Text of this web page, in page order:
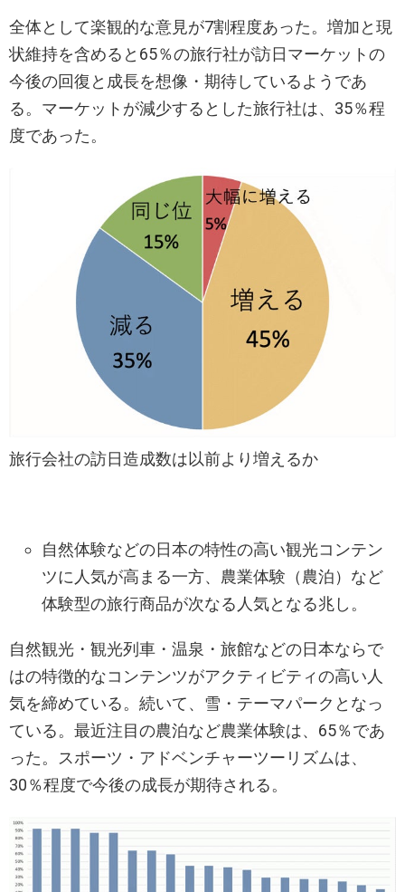
全体として楽観的な意見が7割程度あった。増加と現
状維持を含めると65％の旅行社が訪日マーケットの
今後の回復と成長を想像・期待しているようであ
る。マーケットが減少するとした旅行社は、35％程
度であった。
旅行会社の訪日造成数は以前より増えるか
自然体験などの日本の特性の高い観光コンテン
ツに人気が高まる一方、農業体験（農泊）など
体験型の旅行商品が次なる人気となる兆し。
自然観光・観光列車・温泉・旅館などの日本ならで
はの特徴的なコンテンツがアクティビティの高い人
気を締めている。続いて、雪・テーマパークとなっ
ている。最近注目の農泊など農業体験は、65％であ
った。スポーツ・アドベンチャーツーリズムは、
30％程度で今後の成長が期待される。